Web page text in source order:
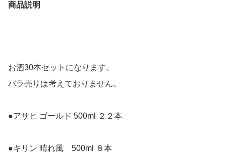
商品説明
お酒30本セットになります。
バラ売りは考えておりません。
●アサヒ ゴールド 500ml ２２本
●キリン 晴れ風 500ml ８本